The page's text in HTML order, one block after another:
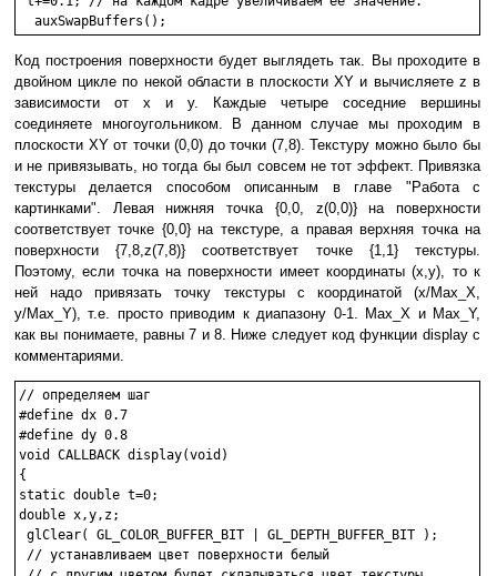
Код построения поверхности будет выглядеть так. Вы проходите в
двойном цикле по некой области в плоскости XY и вычисляете z в
зависимости от х и y. Каждые четыре соседние вершины
соединяете многоугольником. В данном случае мы проходим в
плоскости XY от точки (0,0) до точки (7,8). Текстуру можно было бы
и не привязывать, но тогда бы был совсем не тот эффект. Привязка
текстуры делается способом описанным в главе "Работа с
картинками". Левая нижняя точка {0,0, z(0,0)} на поверхности
соответствует точке {0,0} на текстуре, а правая верхняя точка на
поверхности {7,8,z(7,8)} соответствует точке {1,1} текстуры.
Поэтому, если точка на поверхности имеет координаты (x,y), то к
ней надо привязать точку текстуры с координатой (x/Max_X,
y/Max_Y), т.е. просто приводим к диапазону 0-1. Max_X и Max_Y,
как вы понимаете, равны 7 и 8. Ниже следует код функции display c
комментариями.
// определяем шаг
#define dx 0.7
#define dy 0.8
void CALLBACK display(void)
{
static double t=0;
double x,y,z;
glClear( GL_COLOR_BUFFER_BIT | GL_DEPTH_BUFFER_BIT );
// устанавливаем цвет поверхности белый